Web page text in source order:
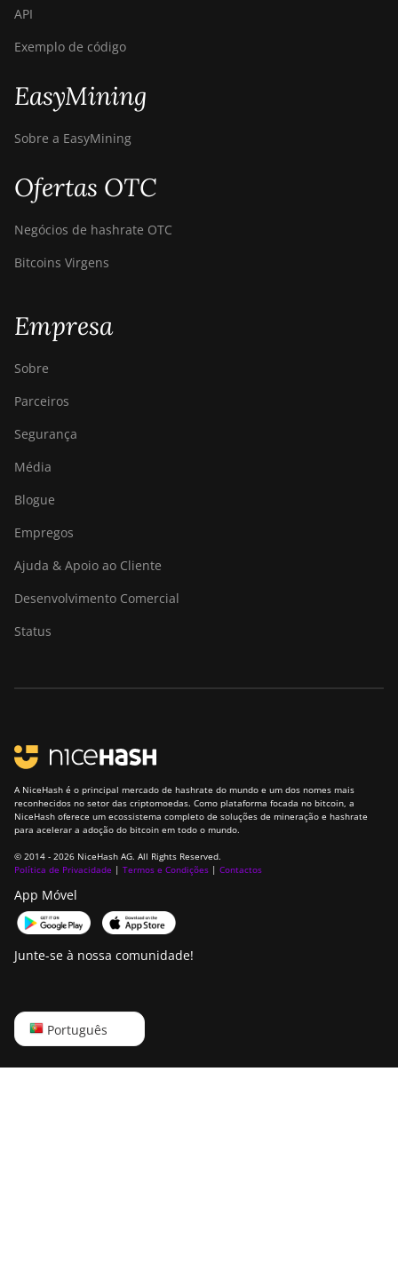
API
Exemplo de código
EasyMining
Sobre a EasyMining
Ofertas OTC
Negócios de hashrate OTC
Bitcoins Virgens
Empresa
Sobre
Parceiros
Segurança
Média
Blogue
Empregos
Ajuda & Apoio ao Cliente
Desenvolvimento Comercial
Status
A NiceHash é o principal mercado de hashrate do mundo e um dos nomes mais
reconhecidos no setor das criptomoedas. Como plataforma focada no bitcoin, a
NiceHash oferece um ecossistema completo de soluções de mineração e hashrate
para acelerar a adoção do bitcoin em todo o mundo.
© 2014 - 2026 NiceHash AG. All Rights Reserved.
Política de Privacidade | Termos e Condições | Contactos
App Móvel
Junte-se à nossa comunidade!
Português
English